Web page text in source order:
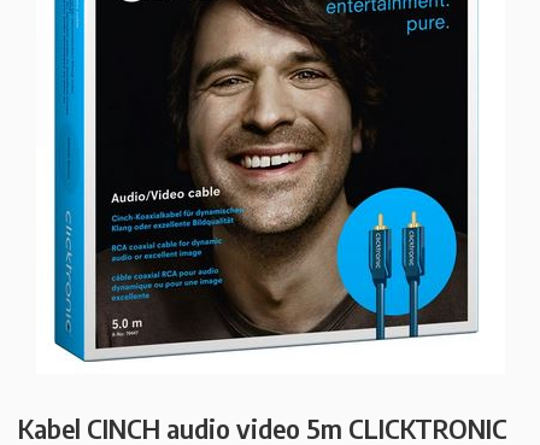
Kabel CINCH audio video 5m CLICKTRONIC